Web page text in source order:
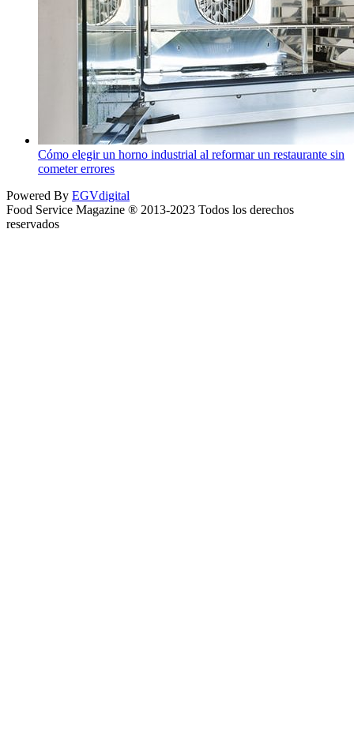
Cómo elegir un horno industrial al reformar un restaurante sin
cometer errores
Powered By EGVdigital
Food Service Magazine ® 2013-2023 Todos los derechos
reservados